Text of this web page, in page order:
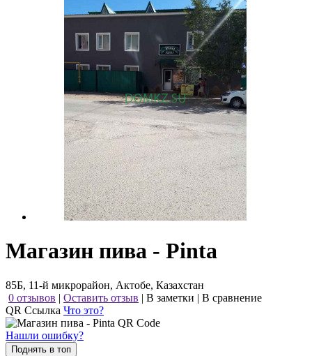
Магазин пива - Pinta
85Б, 11-й микрорайон, Актобе, Казахстан
0 отзывов | Оставить отзыв | В заметки | В сравнение
QR Ссылка Что это?
Нашли ошибку?
Поднять в топ